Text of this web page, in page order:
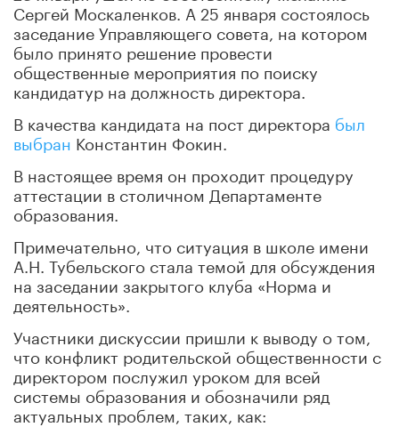
Сергей Москаленков. А 25 января состоялось
заседание Управляющего совета, на котором
было принято решение провести
общественные мероприятия по поиску
кандидатур на должность директора.
В качества кандидата на пост директора был
выбран Константин Фокин.
В настоящее время он проходит процедуру
аттестации в столичном Департаменте
образования.
Примечательно, что ситуация в школе имени
А.Н. Тубельского стала темой для обсуждения
на заседании закрытого клуба «Норма и
деятельность».
Участники дискуссии пришли к выводу о том,
что конфликт родительской общественности с
директором послужил уроком для всей
системы образования и обозначили ряд
актуальных проблем, таких, как: